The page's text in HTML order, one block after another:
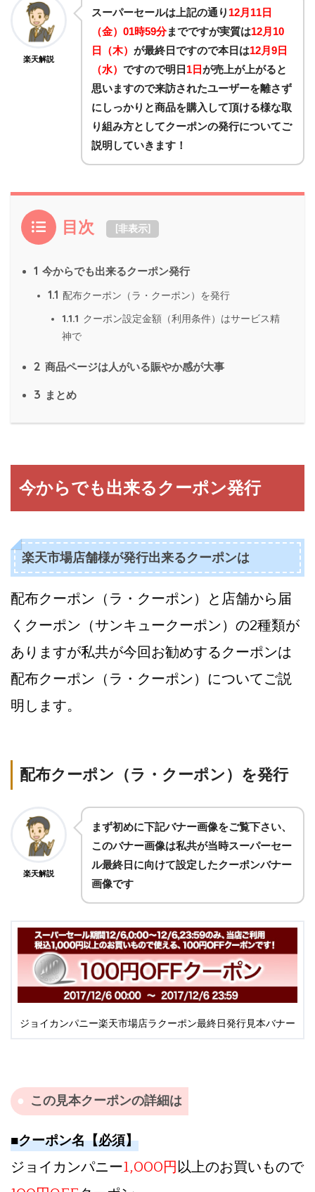
楽天解説
スーパーセールは上記の通り 12月11日
（金）01時59分までですが実質は12月10
日（木） が最終日ですので本日は12月9日
（水） ですので明日 1日が売上が上がると
思いますので来訪されたユーザーを離さず
にしっかりと商品を購入して頂ける様な取
り組み方としてクーポンの発行についてご
説明していきます！
目次 [非表示]
1 今からでも出来るクーポン発行
1.1 配布クーポン（ラ・クーポン）を発行
1.1.1 クーポン設定金額（利用条件）はサービス精
神で
2 商品ページは人がいる賑やか感が大事
3 まとめ
今からでも出来るクーポン発行
楽天市場店舗様が発行出来るクーポンは
配布クーポン（ラ・クーポン）と店舗から届
くクーポン（サンキュークーポン）の2種類が
ありますが私共が今回お勧めするクーポンは
配布クーポン（ラ・クーポン）についてご説
明します。
配布クーポン（ラ・クーポン）を発行
楽天解説
まず初めに下記バナー画像をご覧下さい、
このバナー画像は私共が当時スーパーセー
ル最終日に向けて設定したクーポンバナー
画像です
ジョイカンパニー楽天市場店ラクーポン最終日発行見本バナー
この見本クーポンの詳細は
■クーポン名【必須】
ジョイカンパニー1,000円以上のお買いもので